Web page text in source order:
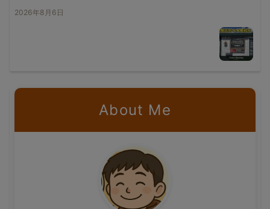
2026年8月6日
About Me